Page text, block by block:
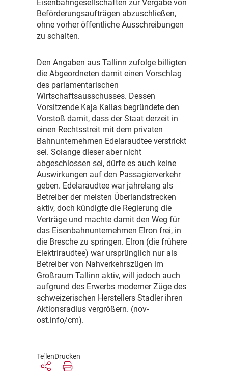
Eisenbahngesellschaften zur Vergabe von
Beförderungsaufträgen abzuschließen,
ohne vorher öffentliche Ausschreibungen
zu schalten.
Den Angaben aus Tallinn zufolge billigten
die Abgeordneten damit einen Vorschlag
des parlamentarischen
Wirtschaftsausschusses. Dessen
Vorsitzende Kaja Kallas begründete den
Vorstoß damit, dass der Staat derzeit in
einen Rechtsstreit mit dem privaten
Bahnunternehmen Edelaraudtee verstrickt
sei. Solange dieser aber nicht
abgeschlossen sei, dürfe es auch keine
Auswirkungen auf den Passagierverkehr
geben. Edelaraudtee war jahrelang als
Betreiber der meisten Überlandstrecken
aktiv, doch kündigte die Regierung die
Verträge und machte damit den Weg für
das Eisenbahnunternehmen Elron frei, in
die Bresche zu springen. Elron (die frühere
Elektriraudtee) war ursprünglich nur als
Betreiber von Nahverkehrszügen im
Großraum Tallinn aktiv, will jedoch auch
aufgrund des Erwerbs moderner Züge des
schweizerischen Herstellers Stadler ihren
Aktionsradius vergrößern. (nov-
ost.info/cm).
TeilenDrucken